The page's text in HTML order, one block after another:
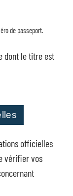
de passeport.
dont le titre est
officielles
vérifier vos